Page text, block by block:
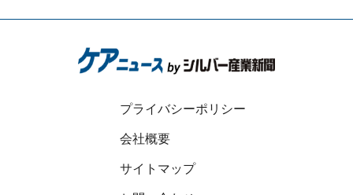
プライバシーポリシー
会社概要
サイトマップ